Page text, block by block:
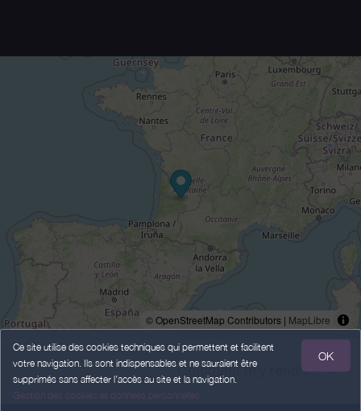
Ce site utilise des cookies techniques qui permettent et facilitent
votre navigation. Ils sont indispensables et ne sauraient être
supprimés sans affecter l’accès au site et la navigation.
Gestion des cookies et données personnelles
OK
© OpenStreetMap Contributors | MapLibre
Comment m'y rendre ? >